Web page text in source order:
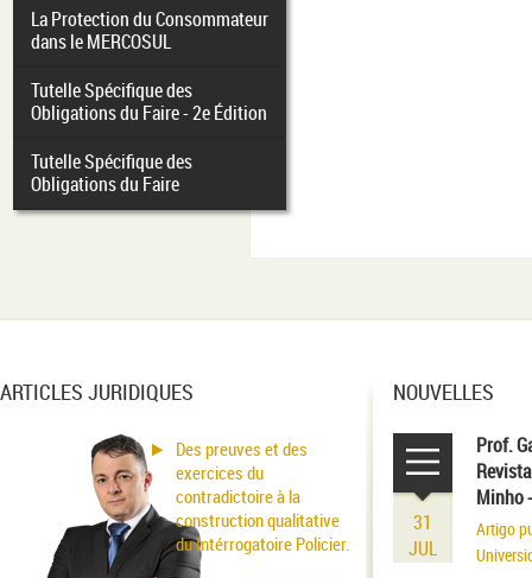
La Protection du Consommateur
dans le MERCOSUL
Tutelle Spécifique des
Obligations du Faire - 2e Édition
Tutelle Spécifique des
Obligations du Faire
ARTICLES JURIDIQUES
Des preuves et des
exercices du
contradictoire à la
construction qualitative
du Intérrogatoire Policier.
NOUVELLES
31
JUL
Prof.
Minho
Artigo